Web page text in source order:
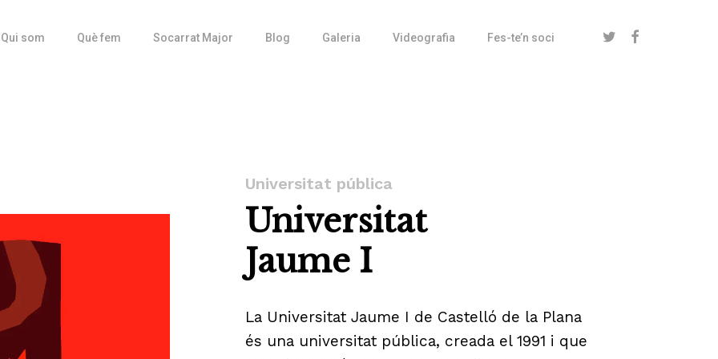
Qui som Què fem Socarrat Major Blog Galeria Videografia Fes-te’n soci twitter facebook
Universitat pública
Universitat
Jaume I
La Universitat Jaume I de Castelló de la Plana
és una universitat pública, creada el 1991 i que